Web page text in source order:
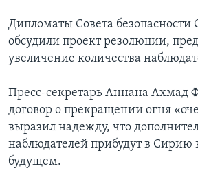
Дипломаты Совета
обсудили проект резолюции,
увеличение количества
Пресс-секретарь Аннана Ахмад
договор о прекращении огня
выразил надежду, что
наблюдателей прибудут в
будущем.